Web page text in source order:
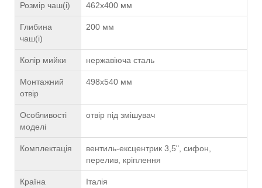
Розмір чаш(і) 462х400 мм
Глибина
чаш(і)
200 мм
Колір мийки нержавіюча сталь
Монтажний
отвір
498х540 мм
Особливості
моделі
отвір під змішувач
Комплектація
вентиль-ексцентрик 3,5", сифон,
перелив, кріплення
Країна
Італія